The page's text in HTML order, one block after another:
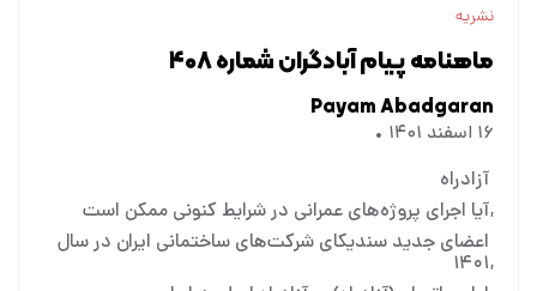
نشریه
ماهنامه پیام آبادگران شماره ۴۰۸
Payam Abadgaran
۱۶ اسفند ۱۴۰۱
آزادراه
آیا اجرای پروژه‌های عمرانی در شرایط کنونی ممکن است
اعضای جدید سندیکای شرکت‌های ساختمانی ایران در سال
۱۴۰۱